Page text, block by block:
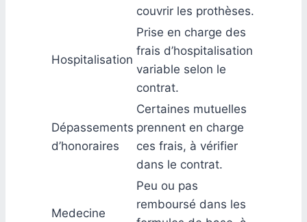
couvrir les prothèses.
Hospitalisation
Prise en charge des
frais d’hospitalisation
variable selon le
contrat.
Dépassements
d’honoraires
Certaines mutuelles
prennent en charge
ces frais, à vérifier
dans le contrat.
Medecine
Peu ou pas
remboursé dans les